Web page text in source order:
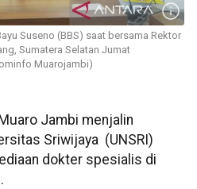
Suseno (BBS) saat bersama Rektor
Sumatera Selatan Jumat
Muarojambi)
Jambi menjalin
Sriwijaya (UNSRI)
dokter spesialis di